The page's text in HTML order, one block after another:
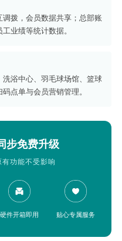
拨，会员数据共享；总部账
业绩等统计数据。
浴中心、羽毛球场馆、篮球
点单与会员营销管理。
步免费升级
功能不受影响
硬件开箱即用 贴心专属服务